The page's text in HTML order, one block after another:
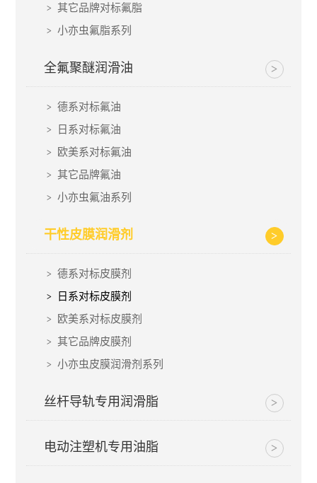
其它品牌对标氟脂
小亦虫氟脂系列
全氟聚醚润滑油
德系对标氟油
日系对标氟油
欧美系对标氟油
其它品牌氟油
小亦虫氟油系列
干性皮膜润滑剂
德系对标皮膜剂
日系对标皮膜剂
欧美系对标皮膜剂
其它品牌皮膜剂
小亦虫皮膜润滑剂系列
丝杆导轨专用润滑脂
电动注塑机专用油脂